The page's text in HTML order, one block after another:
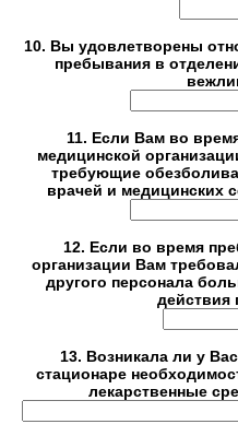
10. Вы удовлетворены
пребывания в
11. Если Вам во
медицинской
требующие
врачей и медицинских
12. Если во время
организации Вам
другого персонала
действия
13. Возникала ли у
стационаре
лекарственные